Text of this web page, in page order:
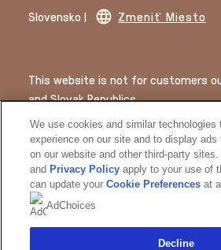
Miesto
This website is not for customers
and Slovak Republics.
© 2026 Copyright | The Magnum Ice
We use cookies and similar technologies
experience on our site and to display ads
on our website and other third-party
and Privacy Policy apply to your use of
can update yourCookie Preferences at
AdChoices
Decline